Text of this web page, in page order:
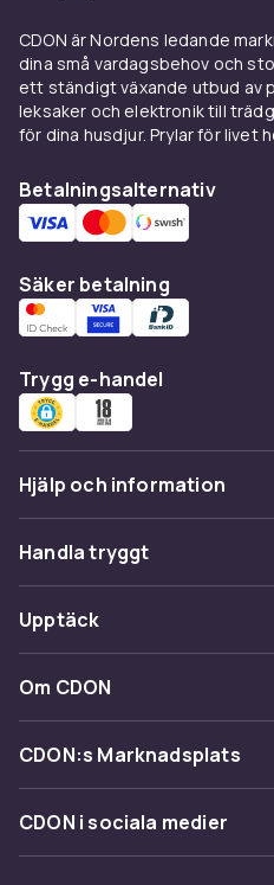
CDON är Nordens ledande
dina små vardagsbehov och
ett ständigt växande utbud av
leksaker och elektronik till
för dina husdjur. Prylar för livet
Betalningsalternativ
Säker betalning
Trygg e-handel
Hjälp och information
Vanliga frågor
Spåra paket
Ångra & Returnera här
Kundservice
Handla tryggt
Betalning
Leverans
Återkallelser
Upptäck
Kategorier
Varumärken
Shopit.se
Om CDON
Om oss
Kundrecensioner
CDON:s Marknadsplats
Sälj på CDON
Bli affiliate
CDON i sociala medier